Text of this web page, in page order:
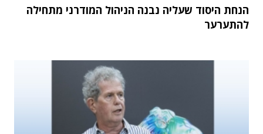
הנחת היסוד שעליה נבנה הניהול המודרני מתחילה
להתערער